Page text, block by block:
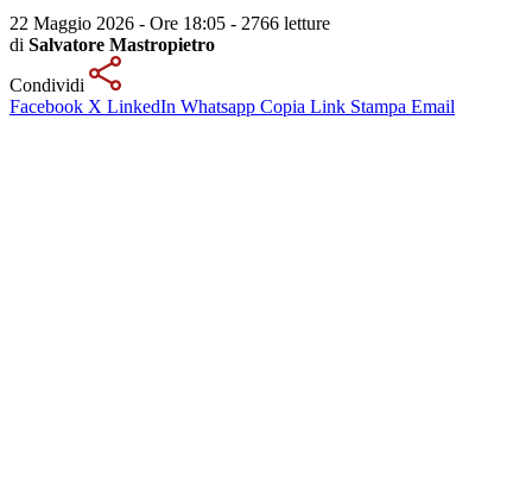
22 Maggio 2026 - Ore 18:05 - 2766 letture
di Salvatore Mastropietro
Condividi
Facebook X LinkedIn Whatsapp Copia Link Stampa Email